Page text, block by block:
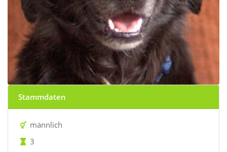
Stammdaten
männlich
3